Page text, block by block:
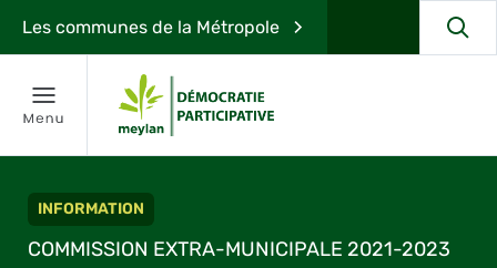
Les communes de la Métropole
INFORMATION
COMMISSION EXTRA-MUNICIPALE 2021-2023